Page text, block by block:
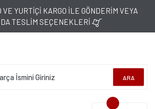
YURTİÇİ KARGO İLE GÖNDERİM VEYA
TESLİM SEÇENEKLERİ
ARA